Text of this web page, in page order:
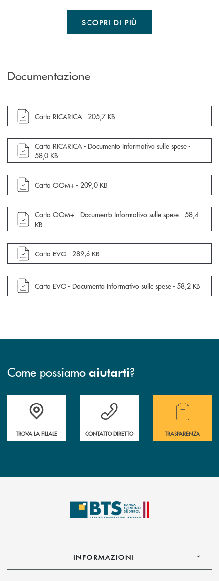
SCOPRI DI PIÙ
Documentazione
apre documento in una nuova finestra
Carta RICARICA - 205,7 KB
apre documento in una nuova finestra
Carta RICARICA - Documento Informativo sulle spese -
58,0 KB
apre documento in una nuova finestra
Carta OOM+ - 209,0 KB
apre documento in una nuova finestra
Carta OOM+ - Documento Informativo sulle spese - 58,4
KB
apre documento in una nuova finestra
Carta EVO - 289,6 KB
apre documento in una nuova finestra
Carta EVO - Documento Informativo sulle spese - 58,2 KB
Come possiamo aiutarti?
Accedi all' elenco completo delle filiali.
TROVA LA FILIALE
Hai bisogno di assistenza immediata?
CONTATTO DIRETTO
Hai bisogno di
TRASPARENZA
INFORMAZIONI